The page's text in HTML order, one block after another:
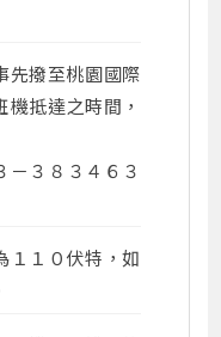
先撥至桃園國際
抵達之時間，
－３８３４６３
１１０伏特，如